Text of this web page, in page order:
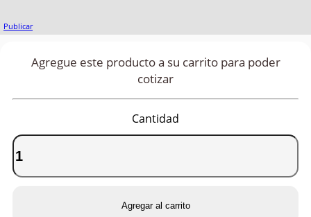
Publicar
Agregue este producto a su carrito para poder
cotizar
Cantidad
Agregar al carrito